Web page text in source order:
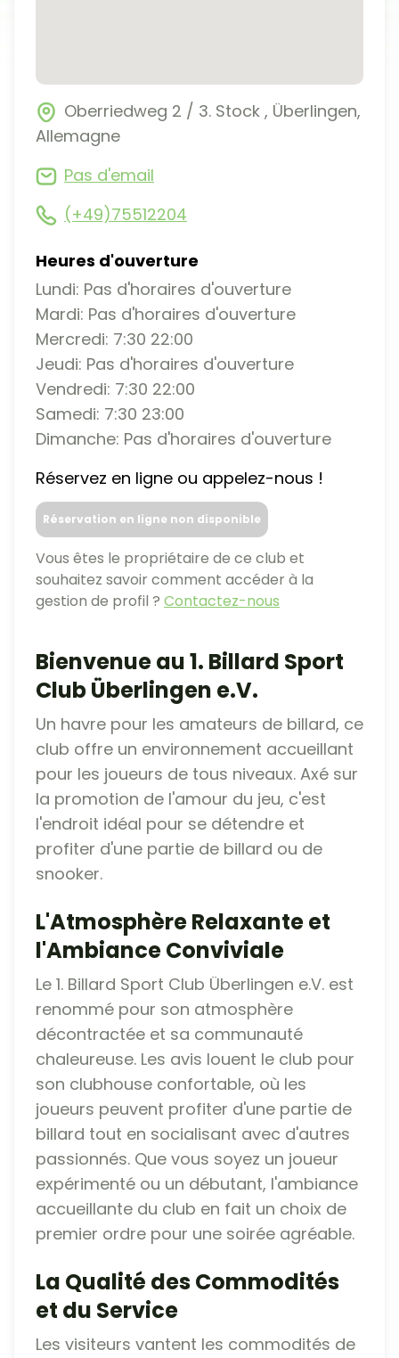
Oberriedweg 2 / 3. Stock , Überlingen,
Allemagne
Pas d'email
(+49)75512204
Heures d'ouverture
Lundi: Pas d'horaires d'ouverture
Mardi: Pas d'horaires d'ouverture
Mercredi: 7:30 22:00
Jeudi: Pas d'horaires d'ouverture
Vendredi: 7:30 22:00
Samedi: 7:30 23:00
Dimanche: Pas d'horaires d'ouverture
Réservez en ligne ou appelez-nous !
Réservation en ligne non disponible
Vous êtes le propriétaire de ce club et
souhaitez savoir comment accéder à la
gestion de profil ? Contactez-nous
Bienvenue au 1. Billard Sport
Club Überlingen e.V.
Un havre pour les amateurs de billard, ce
club offre un environnement accueillant
pour les joueurs de tous niveaux. Axé sur
la promotion de l'amour du jeu, c'est
l'endroit idéal pour se détendre et
profiter d'une partie de billard ou de
snooker.
L'Atmosphère Relaxante et
l'Ambiance Conviviale
Le 1. Billard Sport Club Überlingen e.V. est
renommé pour son atmosphère
décontractée et sa communauté
chaleureuse. Les avis louent le club pour
son clubhouse confortable, où les
joueurs peuvent profiter d'une partie de
billard tout en socialisant avec d'autres
passionnés. Que vous soyez un joueur
expérimenté ou un débutant, l'ambiance
accueillante du club en fait un choix de
premier ordre pour une soirée agréable.
La Qualité des Commodités
et du Service
Les visiteurs vantent les commodités de